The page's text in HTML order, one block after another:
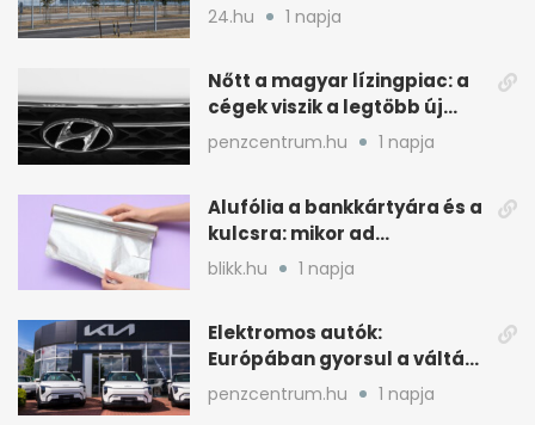
áthidalásában
Magyarországon
24.hu 1 napja
Nőtt a magyar lízingpiac: a
cégek viszik a legtöbb új
autót 2024-ben
penzcentrum.hu 1 napja
Alufólia a bankkártyára és a
kulcsra: mikor ad
pluszvédelmet?
blikk.hu 1 napja
Elektromos autók:
Európában gyorsul a váltás,
Magyarország
lemaradóban
penzcentrum.hu 1 napja